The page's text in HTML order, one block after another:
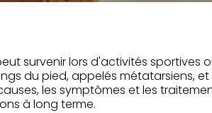
survenir lors d'activités sportives
du pied, appelés métatarsiens,
les symptômes et les
à long terme.